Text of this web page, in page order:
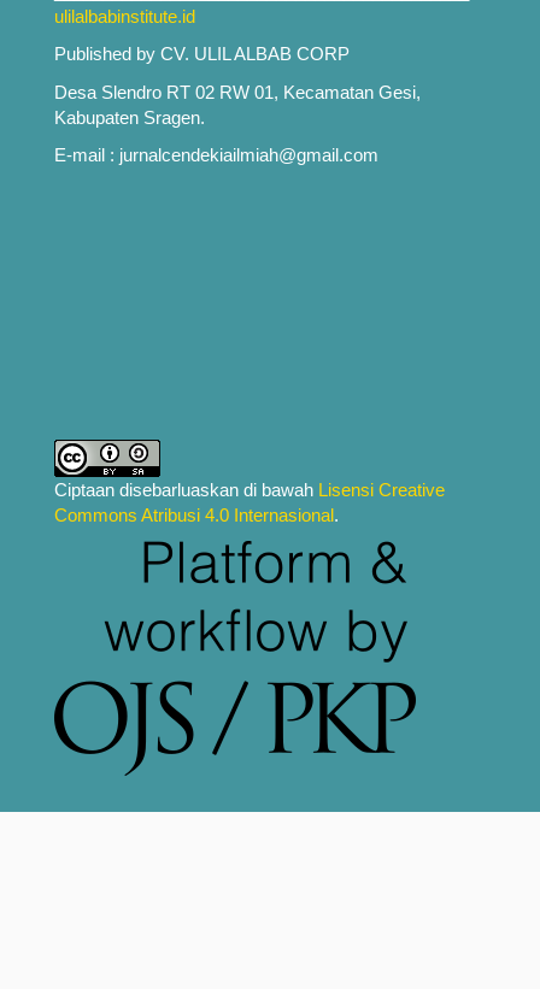
ulilalbabinstitute.id
Published by CV. ULIL ALBAB CORP
Desa Slendro RT 02 RW 01, Kecamatan Gesi,
Kabupaten Sragen.
E-mail : jurnalcendekiailmiah@gmail.com
Ciptaan disebarluaskan di bawah Lisensi Creative
Commons Atribusi 4.0 Internasional.